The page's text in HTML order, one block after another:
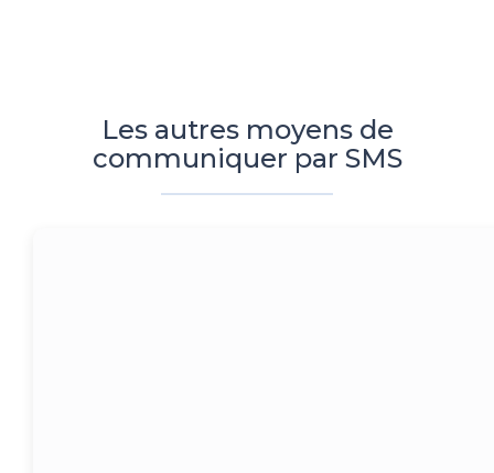
Les autres moyens de
communiquer par SMS